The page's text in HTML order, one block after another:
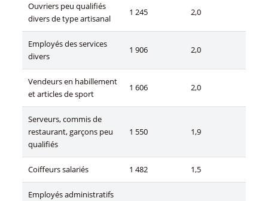
Ouvriers peu qualifiés
divers de type artisanal
1 245 2,0
Employés des services
divers
1 906 2,0
Vendeurs en habillement
et articles de sport
1 606 2,0
Serveurs, commis de
restaurant, garçons peu
qualifiés
1 550 1,9
Coiffeurs salariés 1 482 1,5
Employés administratifs